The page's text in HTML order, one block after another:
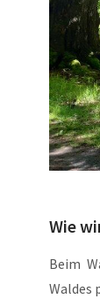
Wie
Beim
Waldes